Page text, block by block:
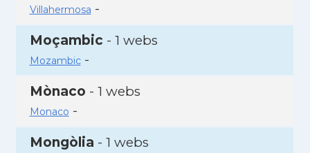
Villahermosa -
Moçambic - 1 webs
Mozambic-
Mònaco - 1 webs
Monaco -
Mongòlia - 1 webs